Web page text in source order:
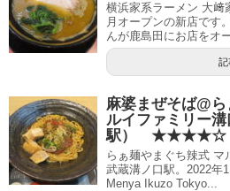
横浜家系ラーメン 大﨑
月オープンの新店です
んが鹿島田にお店をオ
記
麻婆まぜそば@
ルイファミリー
駅） ★★★★☆
らぁ麺やまぐち辣式 マ
武蔵溝ノ口駅。2022年
Menya Ikuzo Tokyo...